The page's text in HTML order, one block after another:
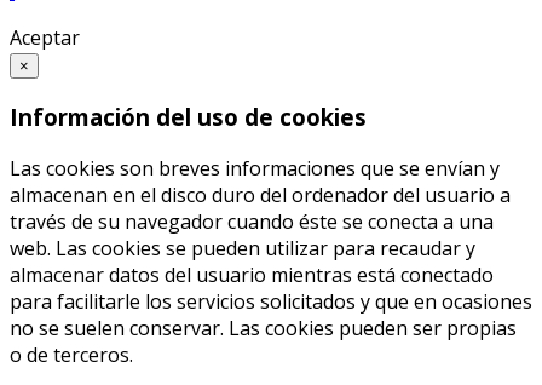
Aceptar
×
Información del uso de cookies
Las cookies son breves informaciones que se envían y
almacenan en el disco duro del ordenador del usuario a
través de su navegador cuando éste se conecta a una
web. Las cookies se pueden utilizar para recaudar y
almacenar datos del usuario mientras está conectado
para facilitarle los servicios solicitados y que en ocasiones
no se suelen conservar. Las cookies pueden ser propias
o de terceros.